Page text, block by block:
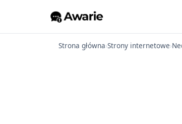
Strona główna›Strony internetowe›